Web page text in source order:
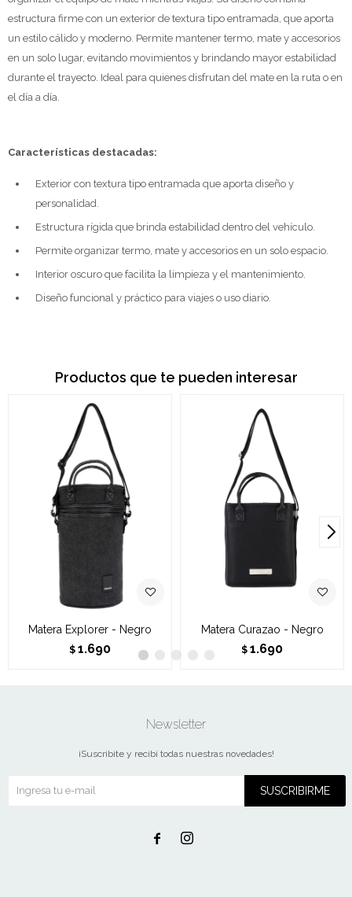
estructura firme con un exterior de textura tipo entramada, que aporta
un estilo cálido y moderno. Permite mantener termo, mate y accesorios
en un solo lugar, evitando movimientos y brindando mayor estabilidad
durante el trayecto. Ideal para quienes disfrutan del mate en la ruta o en
el día a día.
Características destacadas:
Exterior con textura tipo entramada que aporta diseño y
personalidad.
Estructura rígida que brinda estabilidad dentro del vehículo.
Permite organizar termo, mate y accesorios en un solo espacio.
Interior oscuro que facilita la limpieza y el mantenimiento.
Diseño funcional y práctico para viajes o uso diario.
Productos que te pueden interesar
Matera Explorer - Negro
$ 1.690
Matera Curazao - Negro
$ 1.690
Newsletter
¡Suscribite y recibí todas nuestras novedades!
SUSCRIBIRME
 